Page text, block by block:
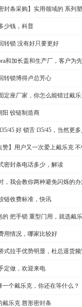
封条采购】实用领域的 系列
少钱，科普
转锁 没有好只要更好
和加长盖和生产厂，客户为先
转锁博得卢总芳心
定座厂家，你怎么能错过戴
阳 铰链制造商
45 好 锁舌 l35/45，当然更
赞】用户又一次爱上戴乐克
密封条电话多少，解读
，我会教你两种避免闪烁的
链收费标准，快讯
的 把手锁 重型门用，就选戴
用情况，哪家比较好
式拉手优势明显，杜总退货
定做，欢迎来电
一个戴乐克，你还在等什么？
戴乐克 唇形密封条